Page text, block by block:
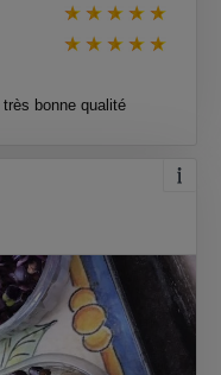
bonne qualité